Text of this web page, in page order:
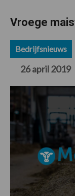
Vroege
Bedrijfsnieuws
26 april 2019